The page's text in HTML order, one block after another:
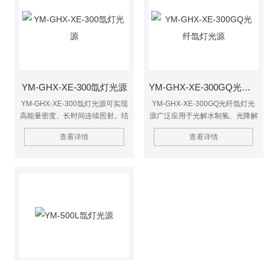
YM-GHX-XE-300氙灯光源
YM-GHX-XE-300氙灯光源可实现
高能量密度、长时间连续照射。结
合各种滤光片可实现多种的组合手
段，实现窄波段的催化剂改进效果
查看详情
YM-GHX-XE-300GQ光纤氙灯光源
YM-GHX-XE-300GQ光纤氙灯光
源广泛应用于光解水制氢、光降解
污染物、各类模拟日光可见光加速
实验、各类模拟日光紫外波段加速
查看详情